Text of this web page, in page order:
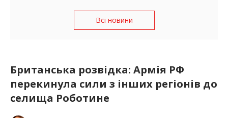
Всі новини
Британська розвідка: Армія РФ
перекинула сили з інших регіонів до
селища Роботине